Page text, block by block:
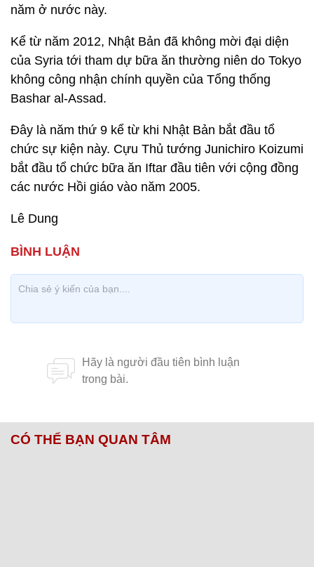
năm ở nước này.
Kể từ năm 2012, Nhật Bản đã không mời đại diện
của Syria tới tham dự bữa ăn thường niên do Tokyo
không công nhận chính quyền của Tổng thống
Bashar al-Assad.
Đây là năm thứ 9 kể từ khi Nhật Bản bắt đầu tổ
chức sự kiện này. Cựu Thủ tướng Junichiro Koizumi
bắt đầu tổ chức bữa ăn Iftar đầu tiên với cộng đồng
các nước Hồi giáo vào năm 2005.
Lê Dung
CÓ THỂ BẠN QUAN TÂM